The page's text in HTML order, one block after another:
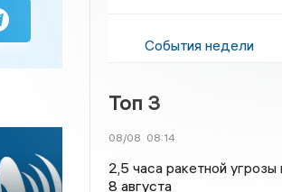
События недели
Топ 3
08/08 08:14
2,5 часа ракетной
8 августа